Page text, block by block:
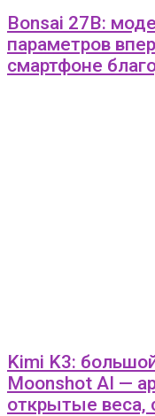
Bonsai 27B:
параметров
смартфоне
Kimi K3:
Moonshot AI —
открытые веса,